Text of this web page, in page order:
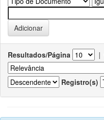
Resultados/Página |
Registro(s)